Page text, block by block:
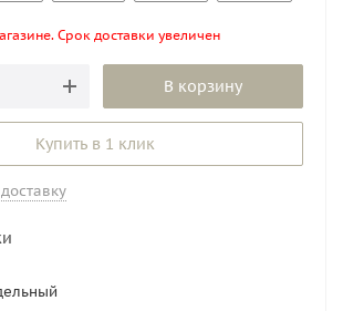
Срок доставки увеличен
В корзину
Купить в 1 клик